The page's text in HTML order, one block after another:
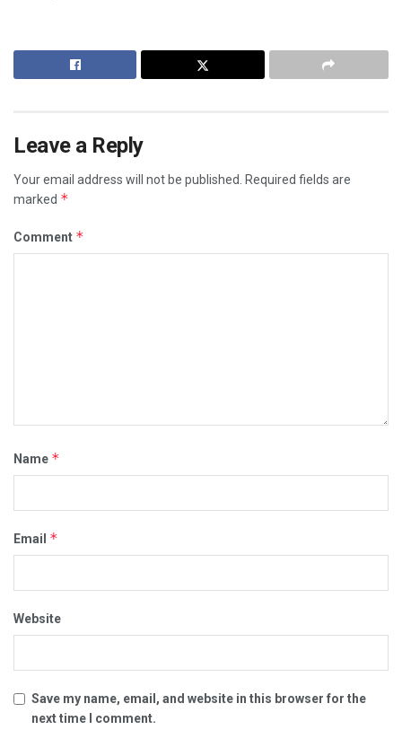
Leave a Reply
Your email address will not be published.
Required fields are
marked *
Comment *
Name *
Email *
Website
Save my name, email, and website in this browser for the
next time I comment.